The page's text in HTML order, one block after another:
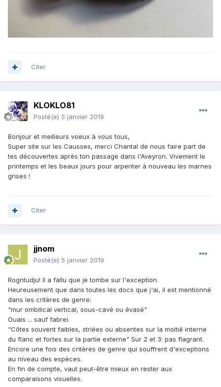
Citer
KLOKLO81
Posté(e) 5 janvier 2019
Bonjour et meilleurs voeux à vous tous,
Super site sur les Causses, merci Chantal de nous faire part de
tes découvertes après ton passage dans l'Aveyron. Vivement le
printemps et les beaux jours pour arpenter à nouveau les marnes
grises !
Citer
jjnom
Posté(e) 5 janvier 2019
Rogntudju! Il a fallu que je tombe sur l'exception.
Heureusement que dans toutes les docs que j'ai, il est mentionné
dans les critères de genre:
"mur ombilical vertical, sous-cavé ou évasé"
Ouais ... sauf fabrei.
"Côtes souvent faibles, striées ou absentes sur la moitié interne
du flanc et fortes sur la partie externe" Sur 2 et 3: pas flagrant.
Encore une fois des critères de genre qui souffrent d'exceptions
au niveau des espèces.
En fin de compte, vaut peut-être mieux en rester aux
comparaisons visuelles.